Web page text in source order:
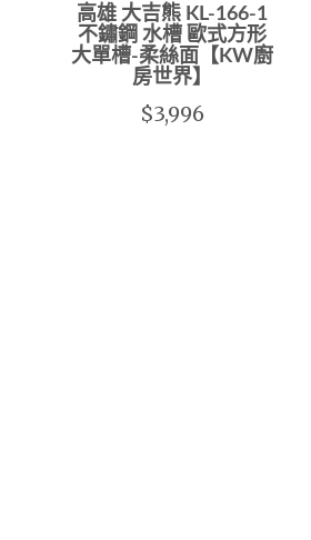
高雄 大吉熊 KL-166-1
不鏽鋼 水槽 歐式方形
大單槽-柔絲面【KW廚
房世界】
$3,996